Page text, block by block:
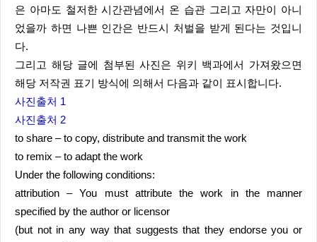
은 아마도 철저한 시간관념에서 온 습관 그리고 자만이 아니
었을까 하면 나쁜 인간은 반드시 처벌을 받게 된다는 것입니
다.
그리고 해당 글에 첨부된 사진은 위키 백과에서 가져왔으면
해당 저작권 표기 방식에 의해서 다음과 같이 표시합니다.
사진출처 1
사진출처 2
to share – to copy, distribute and transmit the work
to remix – to adapt the work
Under the following conditions:
attribution – You must attribute the work in the manner
specified by the author or licensor
(but not in any way that suggests that they endorse you or